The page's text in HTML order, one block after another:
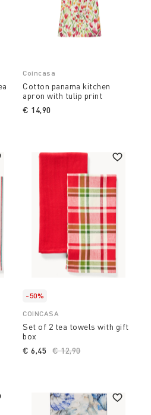
Coincasa
Cotton panama kitchen
apron with tulip print
€ 14,90
-50%
COINCASA
Set of 2 tea towels with gift
box
Price reduced from
€ 12,90to
€ 6,45